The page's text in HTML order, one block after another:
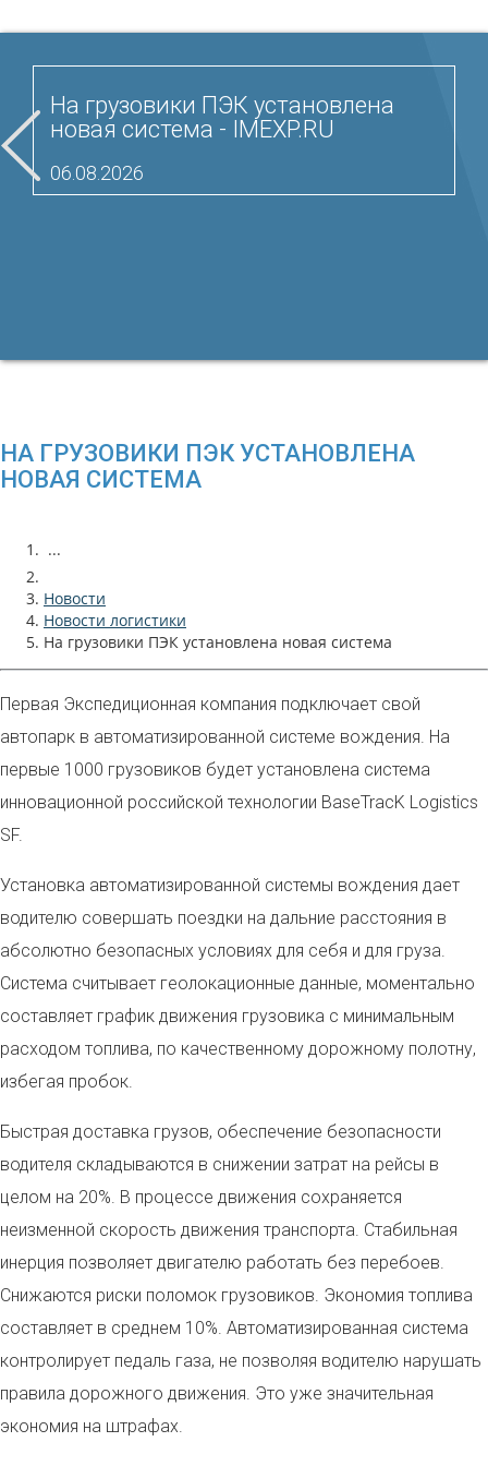
На грузовики ПЭК установлена
новая система - IMEXP.RU
06.08.2026
НА ГРУЗОВИКИ ПЭК УСТАНОВЛЕНА
НОВАЯ СИСТЕМА
...
Новости
Новости логистики
На грузовики ПЭК установлена новая система
Первая Экспедиционная компания подключает свой
автопарк в автоматизированной системе вождения. На
первые 1000 грузовиков будет установлена система
инновационной российской технологии BaseTracK Logistics
SF.
Установка автоматизированной системы вождения дает
водителю совершать поездки на дальние расстояния в
абсолютно безопасных условиях для себя и для груза.
Система считывает геолокационные данные, моментально
составляет график движения грузовика с минимальным
расходом топлива, по качественному дорожному полотну,
избегая пробок.
Быстрая доставка грузов, обеспечение безопасности
водителя складываются в снижении затрат на рейсы в
целом на 20%. В процессе движения сохраняется
неизменной скорость движения транспорта. Стабильная
инерция позволяет двигателю работать без перебоев.
Снижаются риски поломок грузовиков. Экономия топлива
составляет в среднем 10%. Автоматизированная система
контролирует педаль газа, не позволяя водителю нарушать
правила дорожного движения. Это уже значительная
экономия на штрафах.